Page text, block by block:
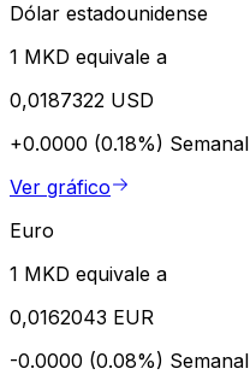
Dólar estadounidense
1 MKD equivale a
0,0187322 USD
+0.0000 (0.18%) Semanal
Ver gráfico
Euro
1 MKD equivale a
0,0162043 EUR
-0.0000 (0.08%) Semanal